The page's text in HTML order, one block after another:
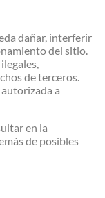
dañar, interferir
del sitio.
de terceros.
a
en la
de posibles